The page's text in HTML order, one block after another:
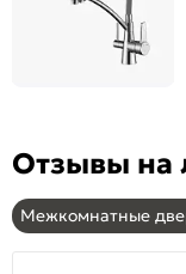
Отзывы на
Межкомнатные